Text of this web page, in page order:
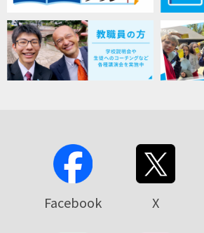
Facebook X